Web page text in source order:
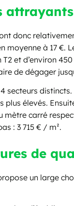
attrayants
donc
moyenne à 17
et d’environ
de dégager
secteurs
plus élevés.
carré
: 3 715 € / m².
de
un large